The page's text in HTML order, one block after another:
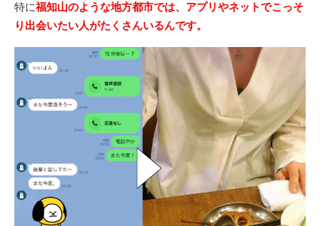
特に福知山のような地方都市では、アプリやネットでこっそ
り出会いたい人がたくさんいるんです。